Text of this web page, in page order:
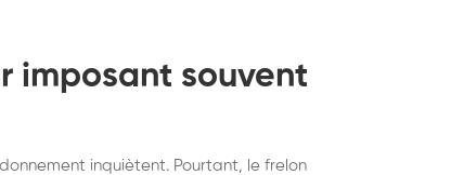
imposant souvent
inquiètent. Pourtant, le frelon